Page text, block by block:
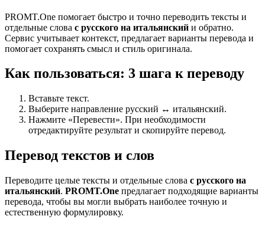
PROMT.One помогает быстро и точно переводить тексты и
отдельные слова с русского на итальянский и обратно.
Сервис учитывает контекст, предлагает варианты перевода и
помогает сохранять смысл и стиль оригинала.
Как пользоваться: 3 шага к переводу
Вставьте текст.
Выберите направление русский ↔ итальянский.
Нажмите «Перевести». При необходимости
отредактируйте результат и скопируйте перевод.
Перевод текстов и слов
Переводите целые тексты и отдельные слова с русского на
итальянский. PROMT.One предлагает подходящие варианты
перевода, чтобы вы могли выбрать наиболее точную и
естественную формулировку.